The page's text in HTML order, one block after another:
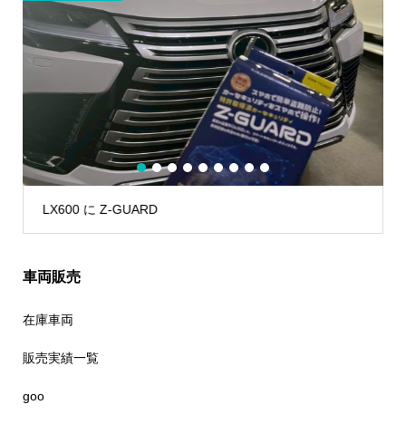
LX600 に Z-GUARD
1 2 3 4 5 6 7 8 9
車両販売
在庫車両
販売実績一覧
goo